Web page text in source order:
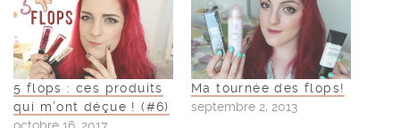
5 flops : ces produits
qui m’ont déçue ! (#6)
Ma tournée des flops!
septembre 2, 2013